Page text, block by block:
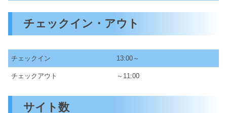
チェックイン・アウト
チェックイン 13:00～
チェックアウト ～11:00
サイト数